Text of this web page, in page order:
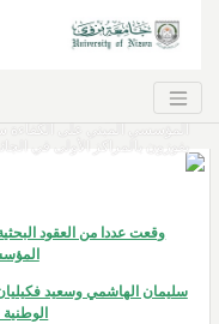
وقعت عددا من العقود البحثية
المؤسسي المبني على الكفاءة
يفوزون بالمراكز الأولى في
وقعت عددا من العقود
سليمان الهاشمي وسعيد
الوطنية